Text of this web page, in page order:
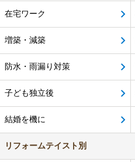
在宅ワーク
増築・減築
防水・雨漏り対策
子ども独立後
結婚を機に
リフォームテイスト別